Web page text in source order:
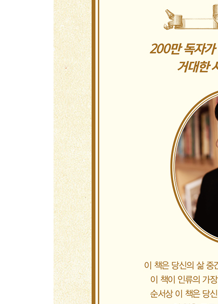
대승불교의 두 사상- 중도와 의식
자아에 대한 두 가지 입장- 진아와 무아
6. 철학 : 분열된 세계
이원론의 세계- 왜 서양 철학은 한계에 봉착했는가
역사적 배경- 유럽의 정신, 그리스
아테네와 스파르타- 협력과 대립, 두 번의 전쟁
소크라테스의 생애와 사상- 사유하는 인간
플라톤과 이데아론- 이원론의 시작
동양의 세계관과 서양의 세계관- 인류라는 거인의
관념론의 의미- 눈앞의 세계는 진짜인가
칸트의 생애와 사상- 외부 세계를 내면 세계로
철학사적 배경- 인식론의 고민과 칸트의 답변
칸트 이후의 현상학- 이원론에서 일원론으로
세계의 실체- 상상하기 어려운 세계
7. 기독교 : 교리와 신비
서양 사상의 두 토대- 어떻게 서로 다른 사상이 공
역사적 배경- 다시 등장하는 그리스인
로마 제국- 역사상 가장 영향력 있는 나라
로마 제국 변방의 유대 지역- 유대인의 파란만장한
예수의 생애와 사상- 출가와 죽음 그리고 부활